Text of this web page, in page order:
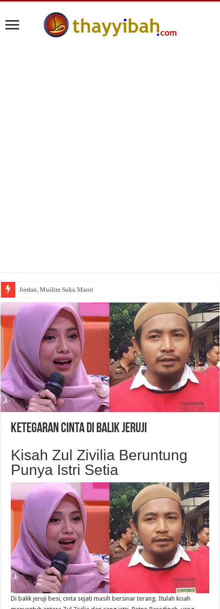
Jordan, Muslim Suku Maori
Ketegaran Cinta di Balik Jeruji
Kisah Zul Zivilia Beruntung
Punya Istri Setia
Di balik jeruji besi, cinta sejati masih bersinar terang. Itulah kisah